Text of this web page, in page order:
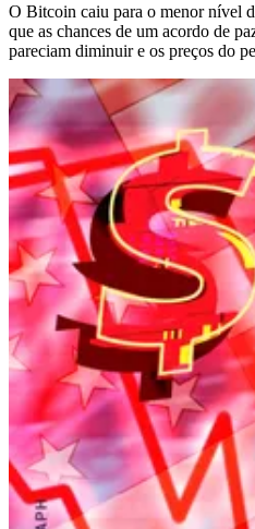
O Bitcoin caiu para o menor nível
que as chances de um acordo de
pareciam diminuir e os preços do